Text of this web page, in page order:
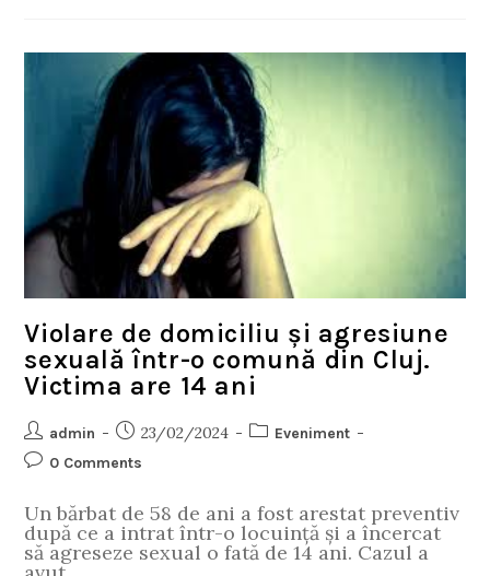
Violare de domiciliu și agresiune
sexuală într-o comună din Cluj.
Victima are 14 ani
admin 23/02/2024
Eveniment
0 Comments
Un bărbat de 58 de ani a fost arestat preventiv
după ce a intrat într-o locuință și a încercat
să agreseze sexual o fată de 14 ani. Cazul a